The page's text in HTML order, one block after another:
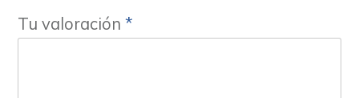
Tu valoración *